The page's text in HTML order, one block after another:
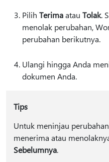
Pilih Terimaatau Tolak.
menolak perubahan,
perubahan berikutnya.
Ulangi hingga Anda
dokumen Anda.
Tips
Untuk meninjau
menerima atau
Sebelumnya.